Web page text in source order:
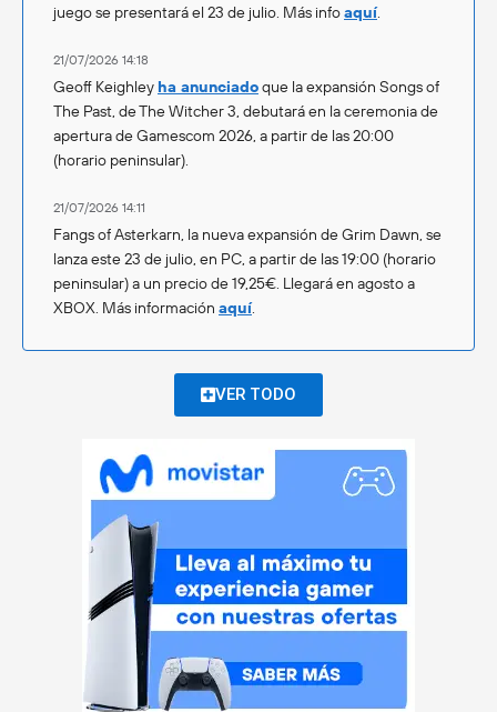
juego se presentará el 23 de julio. Más infoaquí.
21/07/2026 14:18
Geoff Keighley ha anunciadoque la expansión Songs of
The Past, de The Witcher 3, debutará en la ceremonia de
apertura de Gamescom 2026, a partir de las 20:00
(horario peninsular).
21/07/2026 14:11
Fangs of Asterkarn, la nueva expansión de Grim Dawn, se
lanza este 23 de julio, en PC, a partir de las 19:00 (horario
peninsular) a un precio de 19,25€. Llegará en agosto a
XBOX. Más información aquí.
VER TODO